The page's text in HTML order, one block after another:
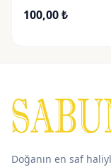
100,00₺
Doğanın en saf